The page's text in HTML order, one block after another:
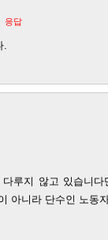
응답
.
루지 않고 있습니
아니라 단수인 노동